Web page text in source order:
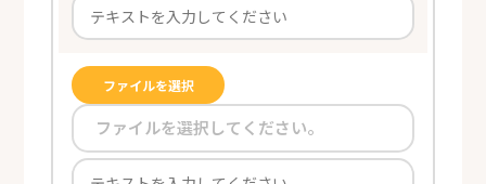
ファイルを選択
ファイルを選択してください。